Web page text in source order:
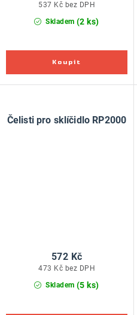
Skladem (2 ks)
537 Kč bez DPH
Čelisti pro sklíčidlo RP2000
Skladem (5 ks)
473 Kč bez DPH
572 Kč